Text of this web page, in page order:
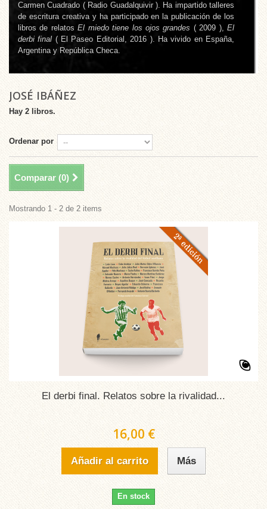
Carmen Cuadrado ( Radio Guadalquivir ). Ha impartido talleres
de escritura creativa y ha participado en la publicación de los
libros de relatosEl miedo tiene los ojos grandes ( 2009 ),El
derbi final( El Paseo Editorial, 2016 ). Ha vivido en España,
Argentina y República Checa.
JOSÉ IBÁÑEZ
Hay 2 libros.
Ordenar por
Comparar (0)
Mostrando 1 - 2 de 2 items
El derbi final. Relatos sobre la rivalidad...
16,00 €
Añadir al carrito Más
En stock